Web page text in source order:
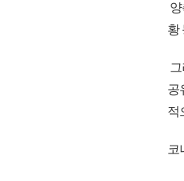
황
공
적
코